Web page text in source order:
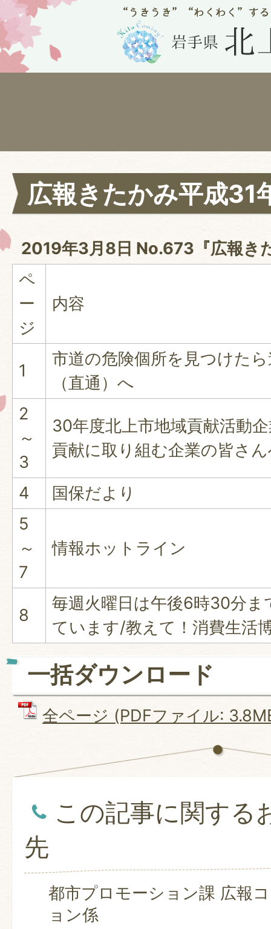
広報きたかみ平成31
2019年3月8日 No.673『広報き
ペ
ー
ジ
内容
1
市道の危険個所を見つけた
（直通）へ
2
～
3
30年度北上市地域貢献活動
貢献に取り組む企業の皆さ
4
国保だより
5
～
7
情報ホットライン
8
毎週火曜日は午後6時30分ま
ています/教えて！消費生活
一括ダウンロード
全ページ (PDFファイル:
この記事に関する
先
都市プロモーション課 広報
ョン係